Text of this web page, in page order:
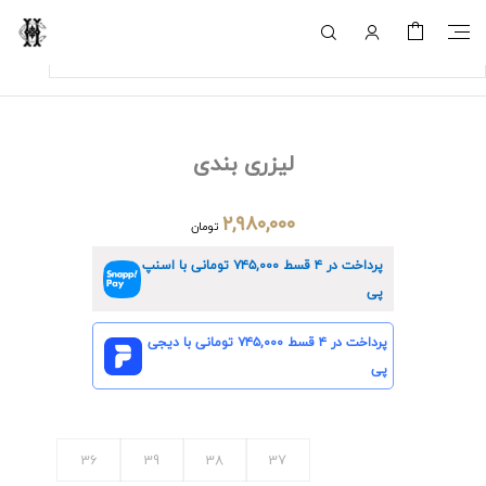
لیزری بندی
۲,۹۸۰,۰۰۰ تومان
پرداخت در ۴ قسط ۷۴۵,۰۰۰تومانی با اسنپ
پی
پرداخت در ۴ قسط ۷۴۵,۰۰۰تومانی با دیجی
پی
37
38
39
36